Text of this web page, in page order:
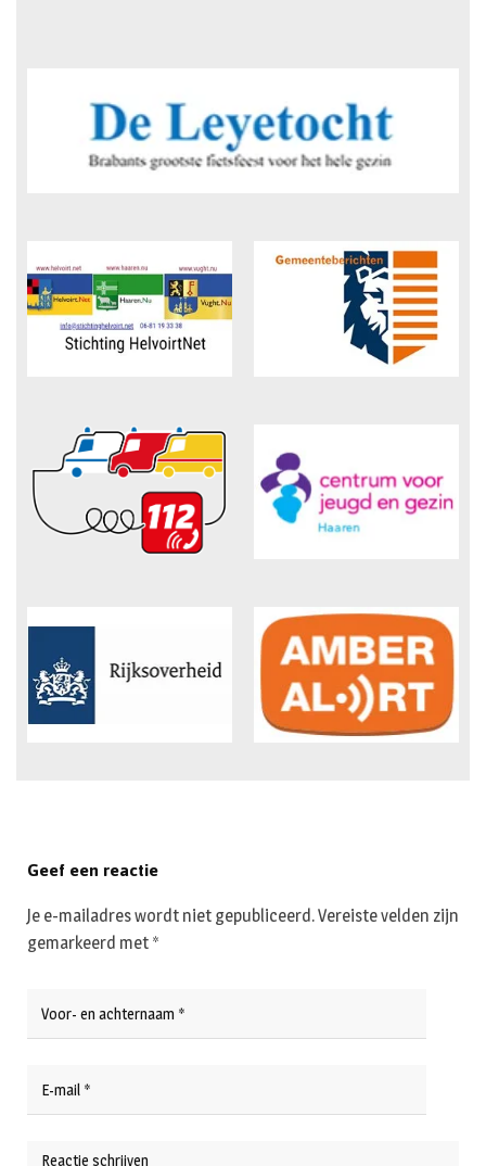
Geef een reactie
Je e-mailadres wordt niet gepubliceerd.Vereiste velden zijn
gemarkeerd met *